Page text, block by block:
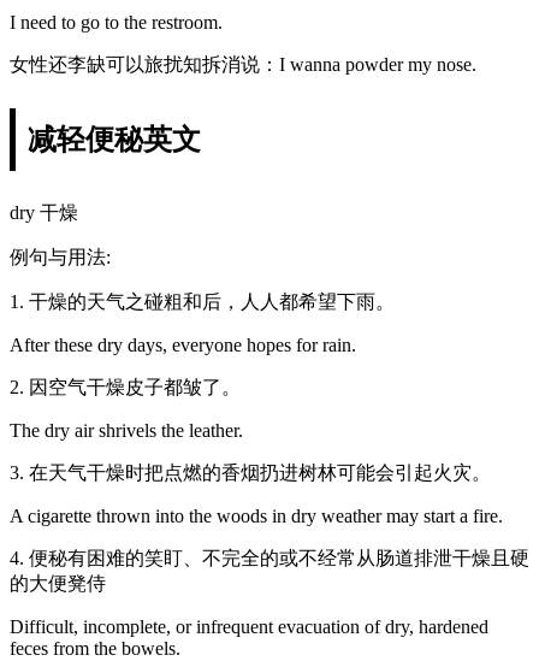
I need to go to the restroom.
女性还李缺可以旅扰知拆消说：I wanna powder my nose.
减轻便秘英文
dry 干燥
例句与用法:
1. 干燥的天气之碰粗和后，人人都希望下雨。
After these dry days, everyone hopes for rain.
2. 因空气干燥皮子都皱了。
The dry air shrivels the leather.
3. 在天气干燥时把点燃的香烟扔进树林可能会引起火灾。
A cigarette thrown into the woods in dry weather may start a fire.
4. 便秘有困难的笑盯、不完全的或不经常从肠道排泄干燥且硬
的大便凳侍
Difficult, incomplete, or infrequent evacuation of dry, hardened
feces from the bowels.